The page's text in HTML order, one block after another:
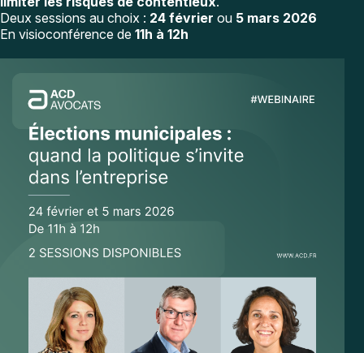
Deux sessions au choix : 24 février ou 5 mars 2026
En visioconférence de 11h à 12h